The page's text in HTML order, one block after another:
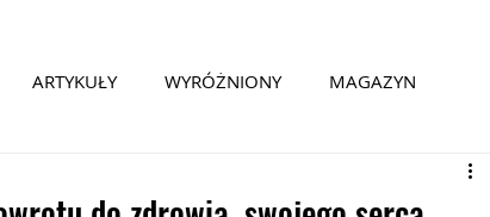
ARTYKUŁY WYRÓŻNIONY MAGAZYN
KOBIETA Z MISJĄ